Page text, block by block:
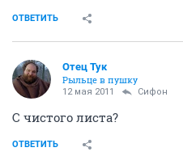
ОТВЕТИТЬ
Отец Тук
Рыльце в пушку
12 мая 2011 Сифон
С чистого листа?
ОТВЕТИТЬ